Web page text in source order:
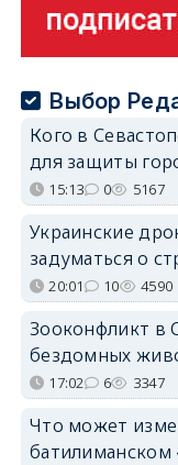
Выбор
Кого в
для защиты
15:13 0 5167
Украинские
задуматься о
20:01 10 4590
Зооконфликт в
бездомных
17:02 6 3347
Что может
батилиманском